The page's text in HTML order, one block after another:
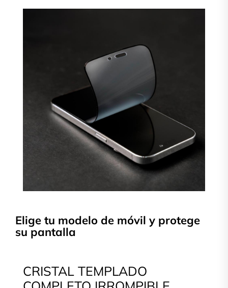
Elige tu modelo de móvil y protege
su pantalla
CRISTAL TEMPLADO